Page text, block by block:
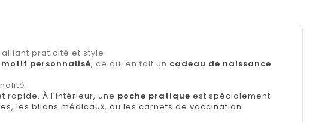
alliant praticité et style.
motif personnalisé, ce qui en fait un cadeau de naissance
rapide. À l'intérieur, une poche pratique est spécialement
les bilans médicaux, ou les carnets de vaccination.